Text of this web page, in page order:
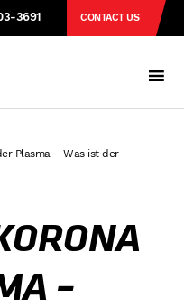
3691 CONTACT US
Plasma – Was ist der
–